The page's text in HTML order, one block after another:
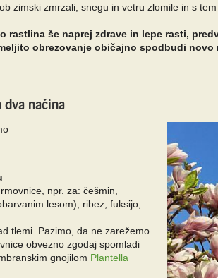
zimski zmrzali, snegu in vetru zlomile in s tem
rastlina še naprej zdrave in lepe rasti,
obrezovanje običajno spodbudi
načina
npr. za: češmin,
lesom), ribez, fuksijo,
tlemi. Pazimo, da ne zarežemo
obvezno zgodaj spomladi
gnojilom Plantella